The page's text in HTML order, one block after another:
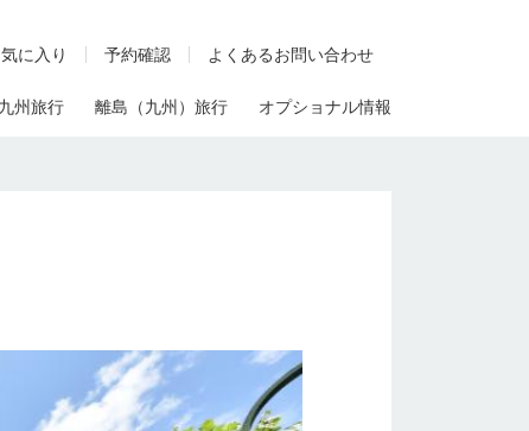
に入り 予約確認 よくあるお問い合わせ
九州旅行 離島（九州）旅行 オプショナル情報